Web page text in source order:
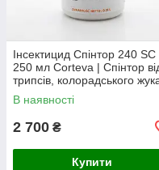
Інсектицид Спінтор 240 SC
250 мл Corteva | Спінтор
трипсів, колорадського
та гусениць
В наявності
2 700 ₴
Купити